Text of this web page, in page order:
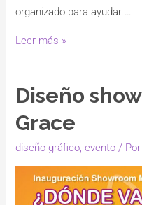
organizado para ayudar …
Leer más »
Diseño
Grace
diseño gráfico,evento / Por